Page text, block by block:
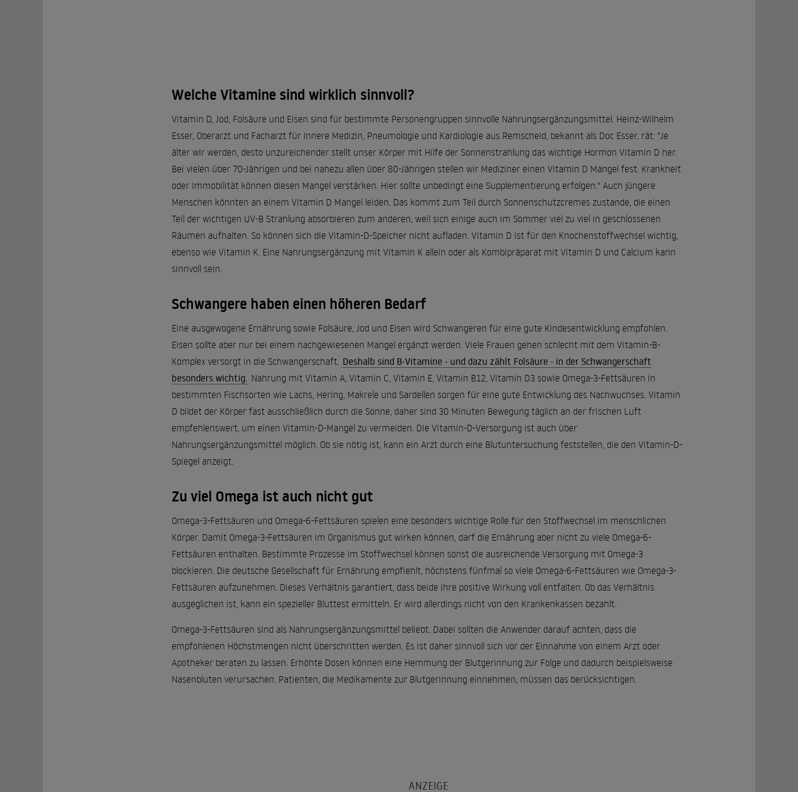
Welche Vitamine sind wirklich sinnvoll?
Vitamin D, Jod, Folsäure und Eisen sind für bestimmte Personengruppen sinnvolle Nahrungsergänzungsmittel. Heinz-Wilhelm
Esser, Oberarzt und Facharzt für Innere Medizin, Pneumologie und Kardiologie aus Remscheid, bekannt als Doc Esser, rät: "Je
älter wir werden, desto unzureichender stellt unser Körper mit Hilfe der Sonnenstrahlung das wichtige Hormon Vitamin D her.
Bei vielen über 70-Jährigen und bei nahezu allen über 80-Jährigen stellen wir Mediziner einen Vitamin D Mangel fest. Krankheit
oder Immobilität können diesen Mangel verstärken. Hier sollte unbedingt eine Supplementierung erfolgen." Auch jüngere
Menschen könnten an einem Vitamin D Mangel leiden. Das kommt zum Teil durch Sonnenschutzcremes zustande, die einen
Teil der wichtigen UV-B Strahlung absorbieren zum anderen, weil sich einige auch im Sommer viel zu viel in geschlossenen
Räumen aufhalten. So können sich die Vitamin-D-Speicher nicht aufladen. Vitamin D ist für den Knochenstoffwechsel wichtig,
ebenso wie Vitamin K. Eine Nahrungsergänzung mit Vitamin K allein oder als Kombipräparat mit Vitamin D und Calcium kann
sinnvoll sein.
Schwangere haben einen höheren Bedarf
Eine ausgewogene Ernährung sowie Folsäure, Jod und Eisen wird Schwangeren für eine gute Kindesentwicklung empfohlen.
Eisen sollte aber nur bei einem nachgewiesenen Mangel ergänzt werden. Viele Frauen gehen schlecht mit dem Vitamin-B-
Komplex versorgt in die Schwangerschaft. Deshalb sind B-Vitamine - und dazu zählt Folsäure - in der Schwangerschaft
besonders wichtig. Nahrung mit Vitamin A, Vitamin C, Vitamin E, Vitamin B12, Vitamin D3 sowie Omega-3-Fettsäuren in
bestimmten Fischsorten wie Lachs, Hering, Makrele und Sardellen sorgen für eine gute Entwicklung des Nachwuchses. Vitamin
D bildet der Körper fast ausschließlich durch die Sonne, daher sind 30 Minuten Bewegung täglich an der frischen Luft
empfehlenswert, um einen Vitamin-D-Mangel zu vermeiden. Die Vitamin-D-Versorgung ist auch über
Nahrungsergänzungsmittel möglich. Ob sie nötig ist, kann ein Arzt durch eine Blutuntersuchung feststellen, die den Vitamin-D-
Spiegel anzeigt.
Zu viel Omega ist auch nicht gut
Omega-3-Fettsäuren und Omega-6-Fettsäuren spielen eine besonders wichtige Rolle für den Stoffwechsel im menschlichen
Körper. Damit Omega-3-Fettsäuren im Organismus gut wirken können, darf die Ernährung aber nicht zu viele Omega-6-
Fettsäuren enthalten. Bestimmte Prozesse im Stoffwechsel können sonst die ausreichende Versorgung mit Omega-3
blockieren. Die deutsche Gesellschaft für Ernährung empfiehlt, höchstens fünfmal so viele Omega-6-Fettsäuren wie Omega-3-
Fettsäuren aufzunehmen. Dieses Verhältnis garantiert, dass beide ihre positive Wirkung voll entfalten. Ob das Verhältnis
ausgeglichen ist, kann ein spezieller Bluttest ermitteln. Er wird allerdings nicht von den Krankenkassen bezahlt.
Omega-3-Fettsäuren sind als Nahrungsergänzungsmittel beliebt. Dabei sollten die Anwender darauf achten, dass die
empfohlenen Höchstmengen nicht überschritten werden. Es ist daher sinnvoll sich vor der Einnahme von einem Arzt oder
Apotheker beraten zu lassen. Erhöhte Dosen können eine Hemmung der Blutgerinnung zur Folge und dadurch beispielsweise
Nasenbluten verursachen. Patienten, die Medikamente zur Blutgerinnung einnehmen, müssen das berücksichtigen.